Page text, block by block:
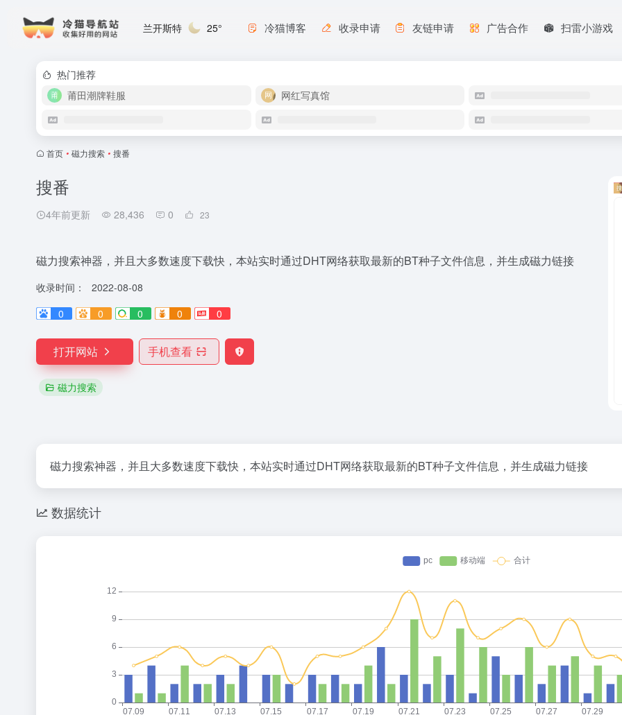
兰开斯特 25° 冷猫博客 收录申请 友链申请 广告合作 扫雷小游戏
热门推荐
莆田潮牌鞋服
网红写真馆
首页 • 磁力搜索 • 搜番
搜番
4年前更新 28,436 0 23
磁力搜索神器，并且大多数速度下载快，本站实时通过DHT网络获取最新的BT种子文件信息，并生成磁力链接
收录时间：
2022-08-08
0
0 0 0 0
打开网站 手机查看
磁力搜索
磁力搜索神器，并且大多数速度下载快，本站实时通过DHT网络获取最新的BT种子文件信息，并生成磁力链接
数据统计